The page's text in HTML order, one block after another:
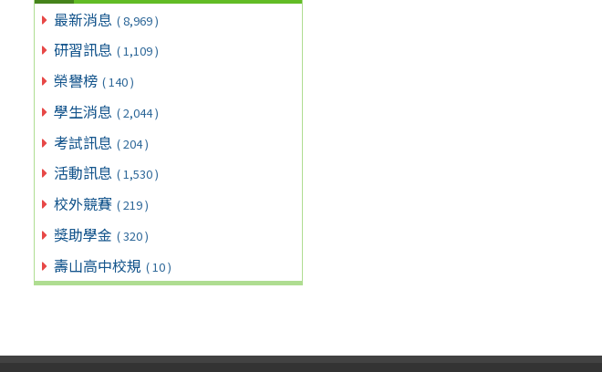
最新消息 ( 8,969 )
研習訊息 ( 1,109 )
榮譽榜 ( 140 )
學生消息 ( 2,044 )
考試訊息 ( 204 )
活動訊息 ( 1,530 )
校外競賽 ( 219 )
獎助學金 ( 320 )
壽山高中校規 ( 10 )